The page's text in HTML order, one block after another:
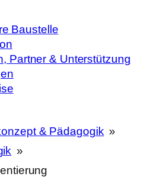
Baustelle
Partner & Unterstützung
& Pädagogik »
»